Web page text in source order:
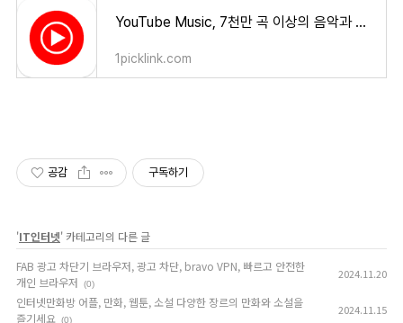
YouTube Music, 7천만 곡 이상의 음악과 다채로운 콘텐츠를 즐기세요
1picklink.com
공감 구독하기
'IT인터넷' 카테고리의 다른 글
FAB 광고 차단기 브라우저, 광고 차단, bravo VPN, 빠르고 안전한
개인 브라우저
(0)
2024.11.20
인터넷만화방 어플, 만화, 웹툰, 소설 다양한 장르의 만화와 소설을
즐기세요 (0)
2024.11.15